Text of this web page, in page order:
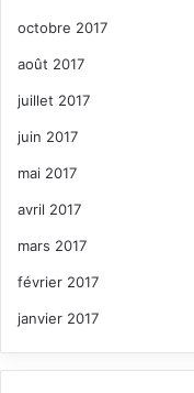
octobre 2017
août 2017
juillet 2017
juin 2017
mai 2017
avril 2017
mars 2017
février 2017
janvier 2017